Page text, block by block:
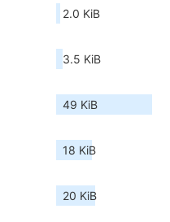
2.0 KiB
3.5 KiB
49 KiB
18 KiB
20 KiB